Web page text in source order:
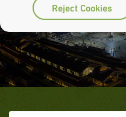
Reject Cookies